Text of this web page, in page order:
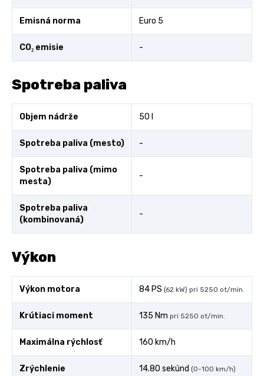
Emisná norma Euro 5
CO₂ emisie -
Spotreba paliva
Objem nádrže 50 l
Spotreba paliva (mesto) -
Spotreba paliva (mimo
mesta)
-
Spotreba paliva
(kombinovaná)
-
Výkon
Výkon motora 84 PS (62 kW) pri 5250 ot/min.
Krútiaci moment 135 Nm pri 5250 ot/min.
Maximálna rýchlosť 160 km/h
Zrýchlenie 14.80 sekúnd (0-100 km/h)